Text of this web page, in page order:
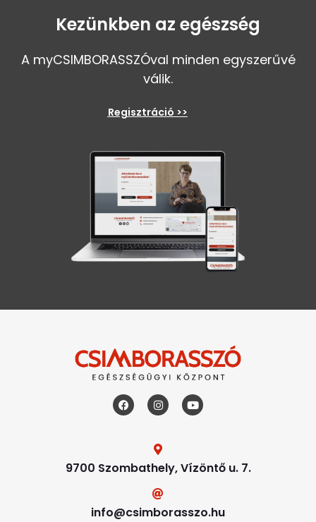
Kezünkben az egészség
A myCSIMBORASSZÓval minden egyszerűvé
válik.
Regisztráció >>
9700 Szombathely, Vízöntő u. 7.
info@csimborasszo.hu